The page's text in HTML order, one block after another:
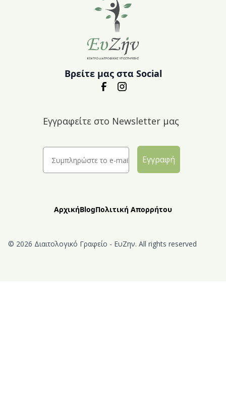
Βρείτε μας στα Social
Εγγραφείτε στο Newsletter μας
Εγγραφή
ΑρχικήBlogΠολιτική Απορρήτου
© 2026 Διαιτολογικό Γραφείο - ΕυΖην. All rights reserved